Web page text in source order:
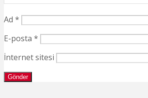
Ad *
E-posta *
İnternet sitesi